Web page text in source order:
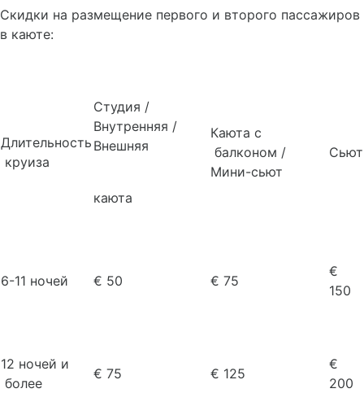
Скидки на размещение первого и второго пассажиров
в каюте:
Длительность
круиза
Студия /
Внутренняя /
Внешняя
каюта
Каюта с
балконом /
Мини-сьют
Сьют
6-11 ночей € 50 € 75
€
150
12 ночей и
более
€ 75 € 125
€
200